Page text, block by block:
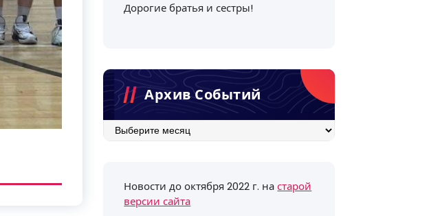
Дорогие братья и сестры!
Архив Событий
Архив
Новости до октября 2022 г. настарой
версии сайта